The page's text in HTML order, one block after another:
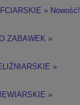
» Nowość!
ZABAWEK »
»
»